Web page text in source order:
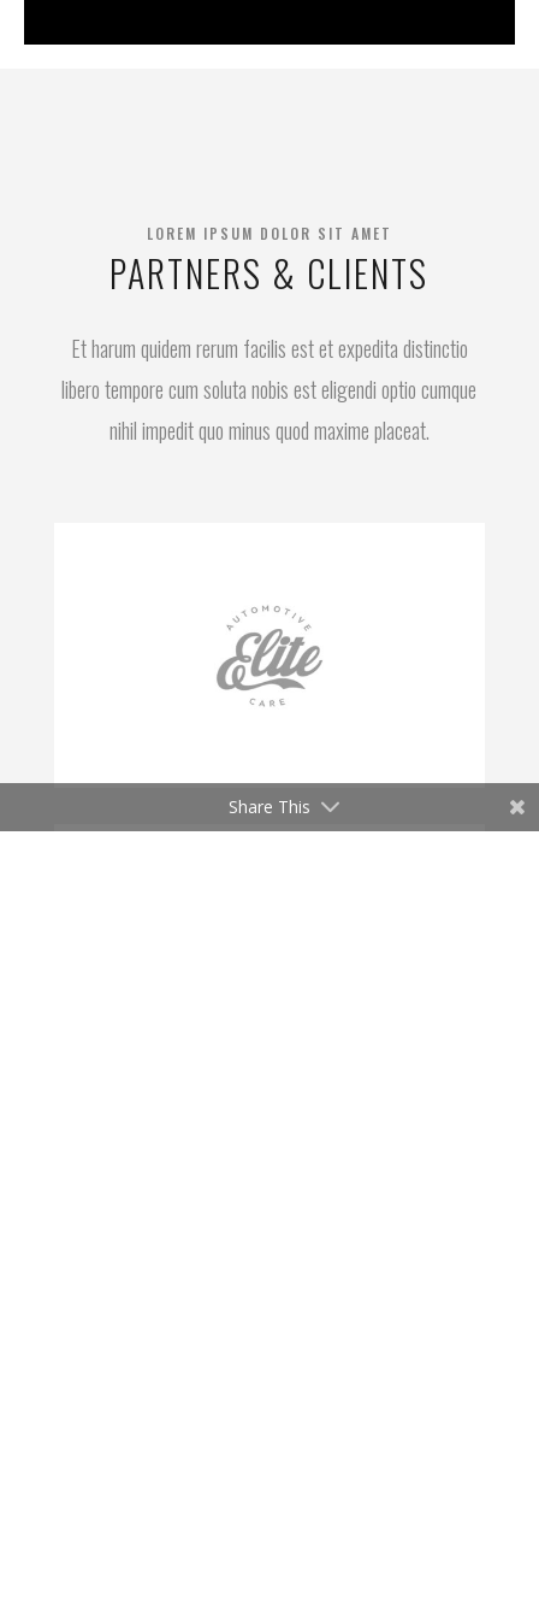
LOREM IPSUM DOLOR SIT AMET
PARTNERS & CLIENTS
Et harum quidem rerum facilis est et expedita distinctio
libero tempore cum soluta nobis est eligendi optio cumque
nihil impedit quo minus quod maxime placeat.
Share This